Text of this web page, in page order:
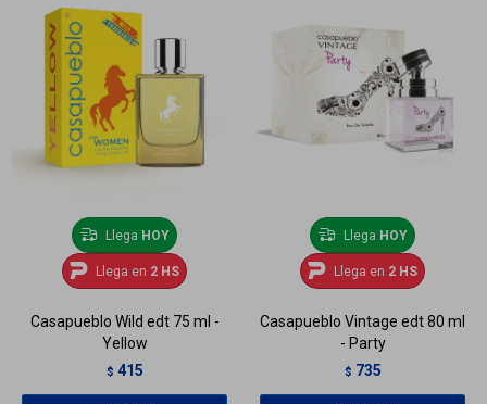
Llega HOY
Llega en 2 HS
Casapueblo Wild edt 75 ml -
Yellow
$ 415
Llega HOY
Llega en 2 HS
Casapueblo Vintage edt 80 ml
- Party
$ 735